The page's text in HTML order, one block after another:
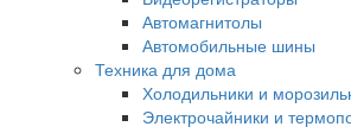
Автомагнитолы
Автомобильные шины
Техника для дома
Холодильники и
Электрочайники и